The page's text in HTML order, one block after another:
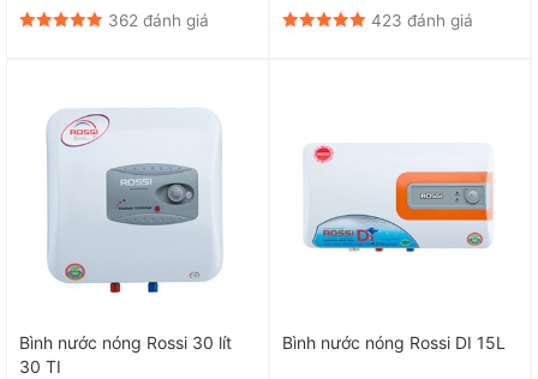
362 đánh giá 423 đánh giá
Bình nước nóng Rossi 30 lít
30 TI
Bình nước nóng Rossi DI 15L